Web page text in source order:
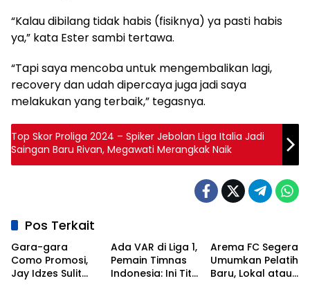
“Kalau dibilang tidak habis (fisiknya) ya pasti habis
ya,” kata Ester sambi tertawa.
“Tapi saya mencoba untuk mengembalikan lagi,
recovery dan udah dipercaya juga jadi saya
melakukan yang terbaik,” tegasnya.
Top Skor Proliga 2024 – Spiker Jebolan Liga Italia Jadi
Saingan Baru Rivan, Megawati Merangkak Naik
Pos Terkait
Gara-gara
Como Promosi,
Jay Idzes Sulit
Ada VAR di Liga 1,
Pemain Timnas
Indonesia: Ini Titik
Arema FC Segera
Umumkan Pelatih
Baru, Lokal atau